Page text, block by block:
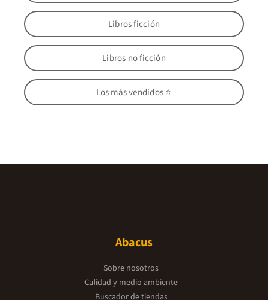
Libros ficción
Libros no ficción
Los más vendidos ⭐
Abacus
Sobre nosotros
Calidad y medio ambiente
Buscador de tiendas